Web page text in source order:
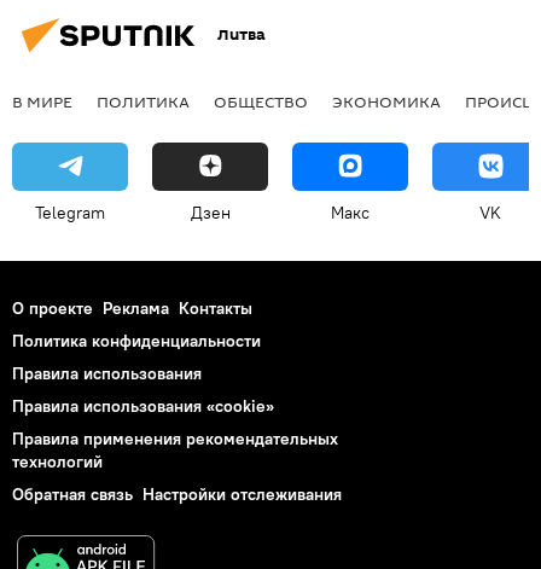
Литва
В МИРЕ ПОЛИТИКА ОБЩЕСТВО ЭКОНОМИКА
Telegram Дзен Макс VK
О проекте Реклама Контакты
Политика конфиденциальности
Правила использования
Правила использования «cookie»
Правила применения рекомендательных
технологий
Обратная связь Настройки отслеживания